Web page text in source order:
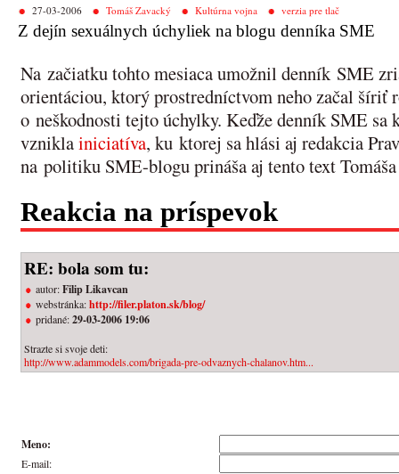
27-03-2006 Tomáš Zavacký Kultúrna vojna verzia pre tlač
Z dejín sexuálnych úchyliek na blogu denníka SME
Na začiatku tohto mesiaca umožnil denník SME
orientáciou, ktorý prostredníctvom neho začal šíriť
o neškodnosti tejto úchylky. Keďže denník SME
vzniklainiciatíva, ku ktorej sa hlási aj redakcia
na politiku SME-blogu prináša aj tento text
Reakcia na príspevok
RE: bola som tu:
autor:Filip Likavcan
webstránka:http://filer.platon.sk/blog/
pridané:29-03-2006 19:06
Strazte si svoje deti:
http://www.adammodels.com/brigada-pre-odvaznych-chalanov.htm...
Meno:
E-mail: